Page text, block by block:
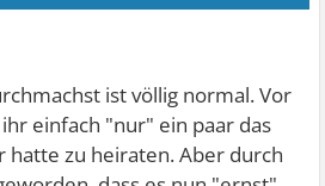
ist völlig normal. Vor
einfach "nur" ein paar das
hatte zu heiraten. Aber durch